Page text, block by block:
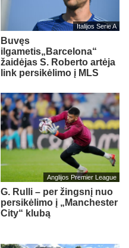
Italijos Serie A
Buvęs
ilgametis„Barcelona“
žaidėjas S. Roberto artėja
link persikėlimo į MLS
Anglijos Premier League
G. Rulli – per žingsnį nuo
persikėlimo į „Manchester
City“ klubą